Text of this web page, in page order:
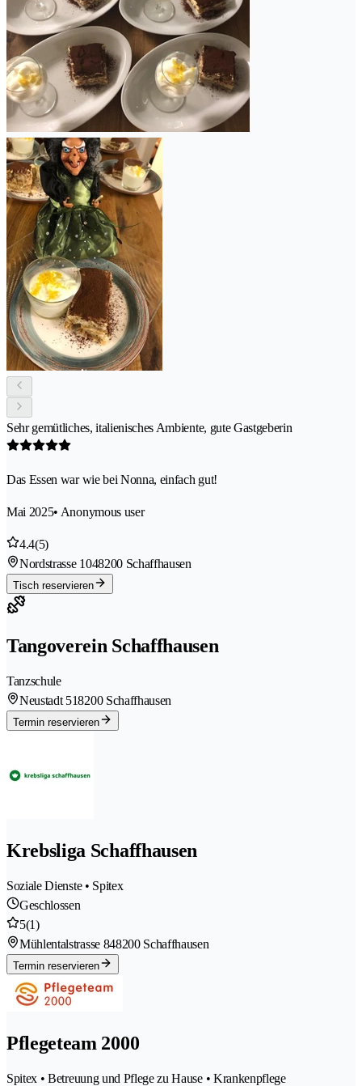
Sehr gemütliches, italienisches Ambiente, gute Gastgeberin
Das Essen war wie bei Nonna, einfach gut!
Mai 2025• Anonymous user
4.4(5)
Nordstrasse 1048200 Schaffhausen
Tisch reservieren
Tangoverein Schaffhausen
Tanzschule
Neustadt 518200 Schaffhausen
Termin reservieren
Krebsliga Schaffhausen
Soziale Dienste • Spitex
Geschlossen
5(1)
Mühlentalstrasse 848200 Schaffhausen
Termin reservieren
Pflegeteam 2000
Spitex • Betreuung und Pflege zu Hause • Krankenpflege